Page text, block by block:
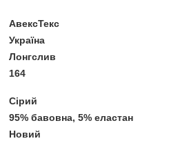
АвексТекс
Україна
Лонгслив
164
Сірий
95% бавовна, 5% еластан
Новий